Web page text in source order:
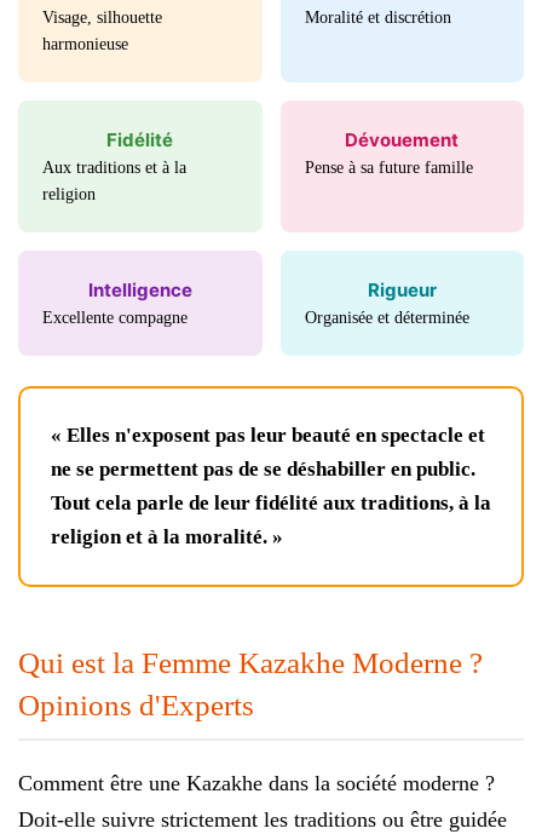
Visage, silhouette
harmonieuse
Moralité et discrétion
Fidélité
Aux traditions et à la
religion
Dévouement
Pense à sa future famille
Intelligence
Excellente compagne
Rigueur
Organisée et déterminée
« Elles n'exposent pas leur beauté en spectacle et
ne se permettent pas de se déshabiller en public.
Tout cela parle de leur fidélité aux traditions, à la
religion et à la moralité. »
Qui est la Femme Kazakhe Moderne ?
Opinions d'Experts
Comment être une Kazakhe dans la société moderne ?
Doit-elle suivre strictement les traditions ou être guidée